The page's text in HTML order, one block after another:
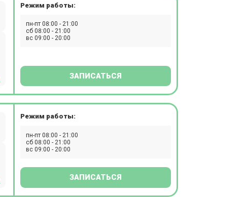
Режим работы:
пн-пт 08:00 - 21:00
сб 08:00 - 21:00
вс 09:00 - 20:00
ЗАПИСАТЬСЯ
Режим работы:
пн-пт 08:00 - 21:00
сб 08:00 - 21:00
вс 09:00 - 20:00
ЗАПИСАТЬСЯ